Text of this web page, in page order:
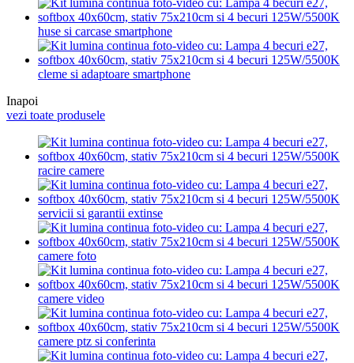
huse si carcase smartphone
cleme si adaptoare smartphone
Inapoi
vezi toate produsele
racire camere
servicii si garantii extinse
camere foto
camere video
camere ptz si conferinta